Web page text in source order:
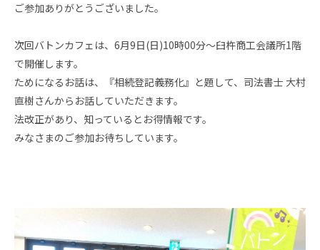
ご参加ありがとうございました。
次回バトンカフェは、6月9日(日)10時00分～臼杵商工会議所1階
で開催します。
ためになるお話は、『相続登記義務化』と題して、司法書士 大村
直樹さんからお話していただきます。
法改正があり、知っているとお得情報です。
みなさまのご参加お待ちしています。